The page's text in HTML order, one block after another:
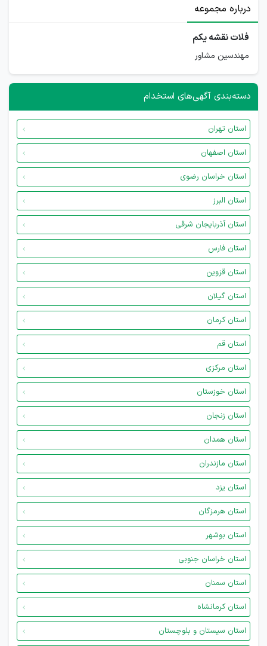
درباره مجموعه
فلات نقشه یکم
مهندسین مشاور
دسته‌بندی آگهی‌های استخدام
استان تهران
استان اصفهان
استان خراسان رضوی
استان البرز
استان آذربایجان شرقی
استان فارس
استان قزوین
استان گیلان
استان کرمان
استان قم
استان مرکزی
استان خوزستان
استان زنجان
استان همدان
استان مازندران
استان یزد
استان هرمزگان
استان بوشهر
استان خراسان جنوبی
استان سمنان
استان کرمانشاه
استان سیستان و بلوچستان